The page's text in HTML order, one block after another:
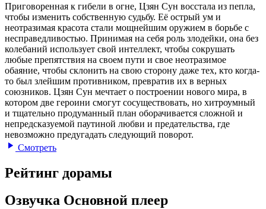
Приговоренная к гибели в огне, Цзян Сун восстала из пепла,
чтобы изменить собственную судьбу. Её острый ум и
неотразимая красота стали мощнейшим оружием в борьбе с
несправедливостью. Принимая на себя роль злодейки, она без
колебаний использует свой интеллект, чтобы сокрушать
любые препятствия на своем пути и свое неотразимое
обаяние, чтобы склонить на свою сторону даже тех, кто когда-
то был злейшим противником, превратив их в верных
союзников. Цзян Сун мечтает о построении нового мира, в
котором две героини смогут сосуществовать, но хитроумный
и тщательно продуманный план оборачивается сложной и
непредсказуемой паутиной любви и предательства, где
невозможно предугадать следующий поворот.
Смотреть
Рейтинг дорамы
Озвучка Основной плеер